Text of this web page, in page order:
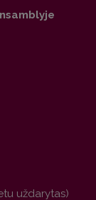
uždarytas)